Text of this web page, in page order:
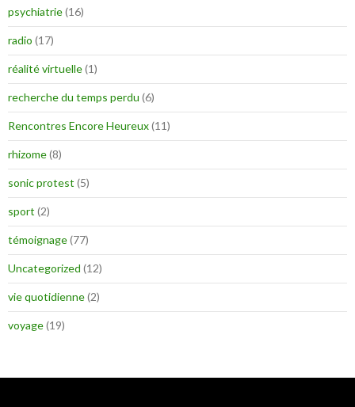
psychiatrie(16)
radio (17)
réalité virtuelle(1)
recherche du temps perdu (6)
Rencontres Encore Heureux(11)
rhizome(8)
sonic protest (5)
sport (2)
témoignage(77)
Uncategorized (12)
vie quotidienne(2)
voyage(19)